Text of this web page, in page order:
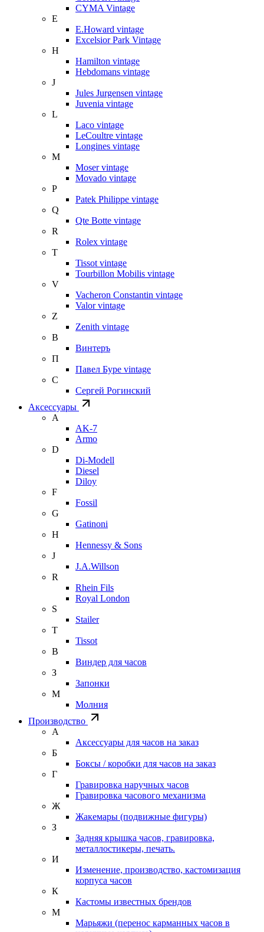
CYMA Vintage
E
E.Howard vintage
Excelsior Park Vintage
H
Hamilton vintage
Hebdomans vintage
J
Jules Jurgensen vintage
Juvenia vintage
L
Laco vintage
LeCoultre vintage
Longines vintage
M
Moser vintage
Movado vintage
P
Patek Philippe vintage
Q
Qte Botte vintage
R
Rolex vintage
T
Tissot vintage
Tourbillon Mobilis vintage
V
Vacheron Constantin vintage
Valor vintage
Z
Zenith vintage
В
Винтеръ
П
Павел Буре vintage
С
Сергей Рогинский
Аксессуары
A
AK-7
Armo
D
Di-Modell
Diesel
Diloy
F
Fossil
G
Gatinoni
H
Hennessy & Sons
J
J.A.Willson
R
Rhein Fils
Royal London
S
Stailer
T
Tissot
В
Виндер для часов
З
Запонки
М
Молния
Производство
А
Аксессуары для часов на заказ
Б
Боксы / коробки для часов на заказ
Г
Гравировка наручных часов
Гравировка часового механизма
Ж
Жакемары (подвижные фигуры)
З
Задняя крышка часов, гравировка,
металлостикеры, печать.
И
Изменение, производство, кастомизация
корпуса часов
К
Кастомы известных брендов
М
Марьяжи (перенос карманных часов в